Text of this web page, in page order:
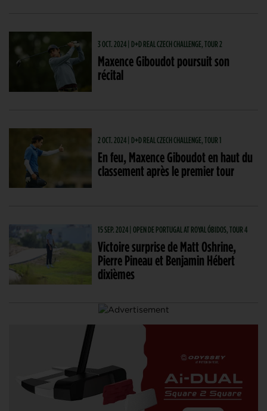
3 OCT. 2024 | D+D REAL CZECH CHALLENGE, TOUR 2
Maxence Giboudot poursuit son
récital
2 OCT. 2024 | D+D REAL CZECH CHALLENGE, TOUR 1
En feu, Maxence Giboudot en haut du
classement après le premier tour
15 SEP. 2024 | OPEN DE PORTUGAL AT ROYAL ÓBIDOS, TOUR 4
Victoire surprise de Matt Oshrine,
Pierre Pineau et Benjamin Hébert
dixièmes